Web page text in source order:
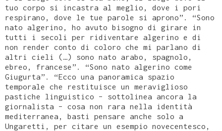
tuo corpo si incastra al meglio, dove i pori
respirano, dove le tue parole si aprono”. “Sono
nato algerino, ho avuto bisogno di girare in
tutti i secoli per ridiventare algerino e di
non render conto di coloro che mi parlano di
altri cieli (…) sono nato arabo, spagnolo,
ebreo, francese”. “Sono nato algerino come
Giugurta”. “Ecco una panoramica spazio
temporale che restituisce un meraviglioso
pastiche linguistico – sottolinea ancora la
giornalista – cosa non rara nella identità
mediterranea, basti pensare anche solo a
Ungaretti, per citare un esempio novecentesco,